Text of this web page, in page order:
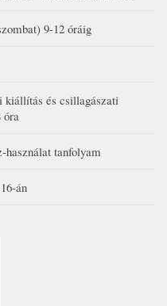
9-12 óráig
kiállítás és csillagászati
óra
használat tanfolyam
án